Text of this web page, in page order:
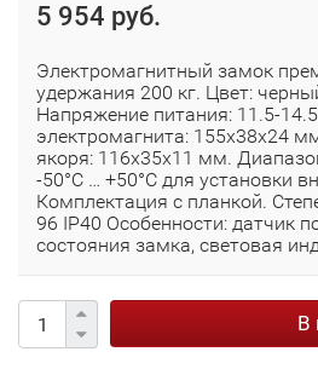
5 954 руб.
Электромагнитный замок
удержания 200 кг. Цвет:
Напряжение питания: 11.5-
электромагнита: 155х38х24
якоря: 116х35х11 мм.
-50°С … +50°С для установки
Комплектация с планкой.
96 IP40 Особенности: датчик
состояния замка, световая
В